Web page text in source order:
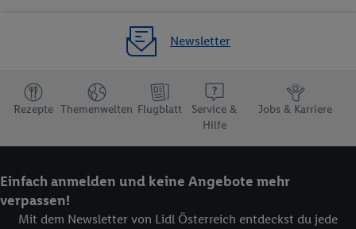
Newsletter
Rezepte Themenwelten Flugblatt
Service &
Hilfe
Jobs & Karriere
Einfach anmelden und keine Angebote mehr
verpassen!
Mit dem Newsletter von Lidl Österreich entdeckst du jede